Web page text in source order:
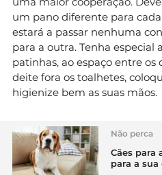
um pano diferente para
estará a passar nenhuma
para a outra. Tenha especial
patinhas, ao espaço entre os
deite fora os toalhetes,
higienize bem as suas mãos.
Não perca
Cães para
para a sua